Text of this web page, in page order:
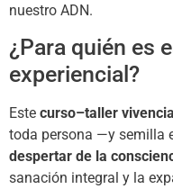
nuestro ADN.
¿Para quién es
experiencial?
Este curso–taller
toda persona —y semilla
despertar de la
sanación integral y la